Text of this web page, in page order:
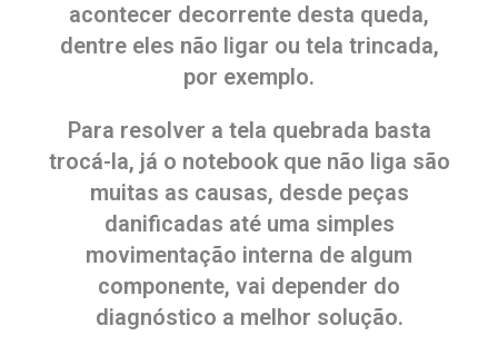
acontecer decorrente desta queda,
dentre eles não ligar ou tela trincada,
por exemplo.
Para resolver a tela quebrada basta
trocá-la, já o notebook que não liga são
muitas as causas, desde peças
danificadas até uma simples
movimentação interna de algum
componente, vai depender do
diagnóstico a melhor solução.